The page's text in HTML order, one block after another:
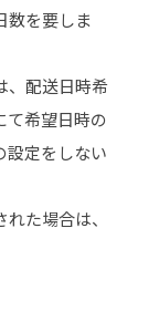
数を要しま
、配送日時希
て希望日時の
設定をしない
た場合は、